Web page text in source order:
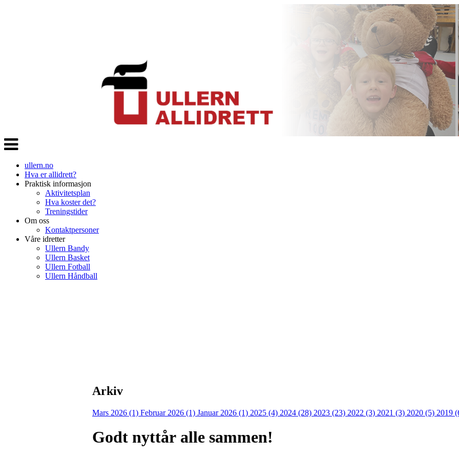
Veksle
navigasjon
ullern.no
Hva er allidrett?
Praktisk informasjon
Aktivitetsplan
Hva koster det?
Treningstider
Om oss
Kontaktpersoner
Våre idretter
Ullern Bandy
Ullern Basket
Ullern Fotball
Ullern Håndball
Arkiv
Mars 2026 (1) Februar 2026 (1) Januar 2026 (1) 2025 (4) 2024 (28) 2023 (23) 2022 (3) 2021 (3) 2020 (5) 2019
Godt nyttår alle sammen!